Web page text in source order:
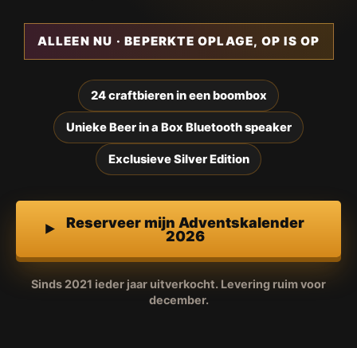
ALLEEN NU · BEPERKTE OPLAGE, OP IS OP
24 craftbieren in een boombox
Unieke Beer in a Box Bluetooth speaker
Exclusieve Silver Edition
Reserveer mijn Adventskalender
2026
Sinds 2021 ieder jaar uitverkocht. Levering ruim voor
december.